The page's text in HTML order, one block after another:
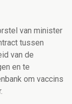
van minister
tussen
van de
en te
om vaccins